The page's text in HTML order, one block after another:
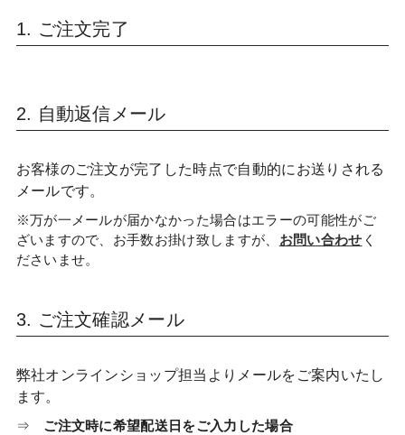
1. ご注文完了
2. 自動返信メール
お客様のご注文が完了した時点で自動的にお送りされる
メールです。
※万が一メールが届かなかった場合はエラーの可能性がご
ざいますので、お手数お掛け致しますが、 お問い合わせ く
ださいませ。
3. ご注文確認メール
弊社オンラインショップ担当よりメールをご案内いたし
ます。
⇒ ご注文時に希望配送日をご入力した場合